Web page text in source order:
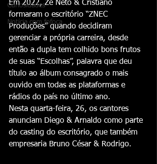
Curiosidades
Notícia com fofoca
Em 2022, Zé Neto & Cristiano
formaram o escritório “ZNEC
Produções” quando decidiram
gerenciar a própria carreira, desde
então a dupla tem colhido bons frutos
de suas “Escolhas”, palavra que deu
título ao álbum consagrado o mais
ouvido em todas as plataformas e
rádios do país no último ano.
Nesta quarta-feira, 26, os cantores
anunciam Diego & Arnaldo como parte
do casting do escritório, que também
empresaria Bruno César & Rodrigo.